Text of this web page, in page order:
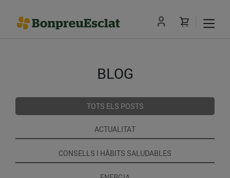
BLOG
TOTS ELS POSTS
ACTUALITAT
CONSELLS I HÀBITS SALUDABLES